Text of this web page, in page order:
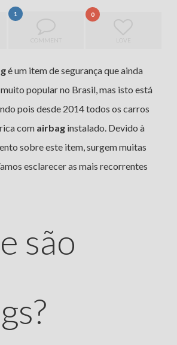
1
COMMENT
0
é um item de segurança que ainda
muito popular no Brasil, mas isto está
pois desde 2014 todos os carros
com airbag instalado. Devido à
sobre este item, surgem muitas
esclarecer as mais recorrentes
são